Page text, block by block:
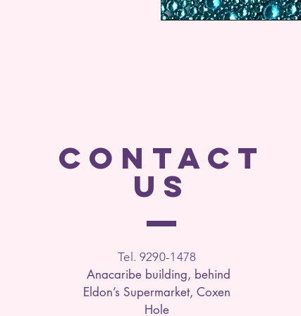
CONTACT
US
Tel. 9290-1 478
Anacaribe building, behind
Eldon’s Supermarket, Coxen
Hole